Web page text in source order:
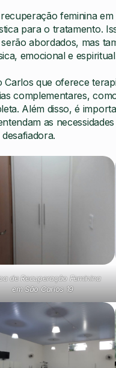
feminina
para o tratamento.
abordados, mas
emocional e
que oferece
complementares,
Além disso, é
as
de Recuperação Feminina
em São Carlos 19